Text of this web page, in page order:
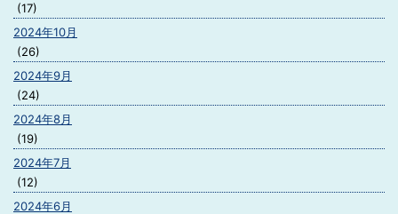
(17)
2024年10月
(26)
2024年9月
(24)
2024年8月
(19)
2024年7月
(12)
2024年6月